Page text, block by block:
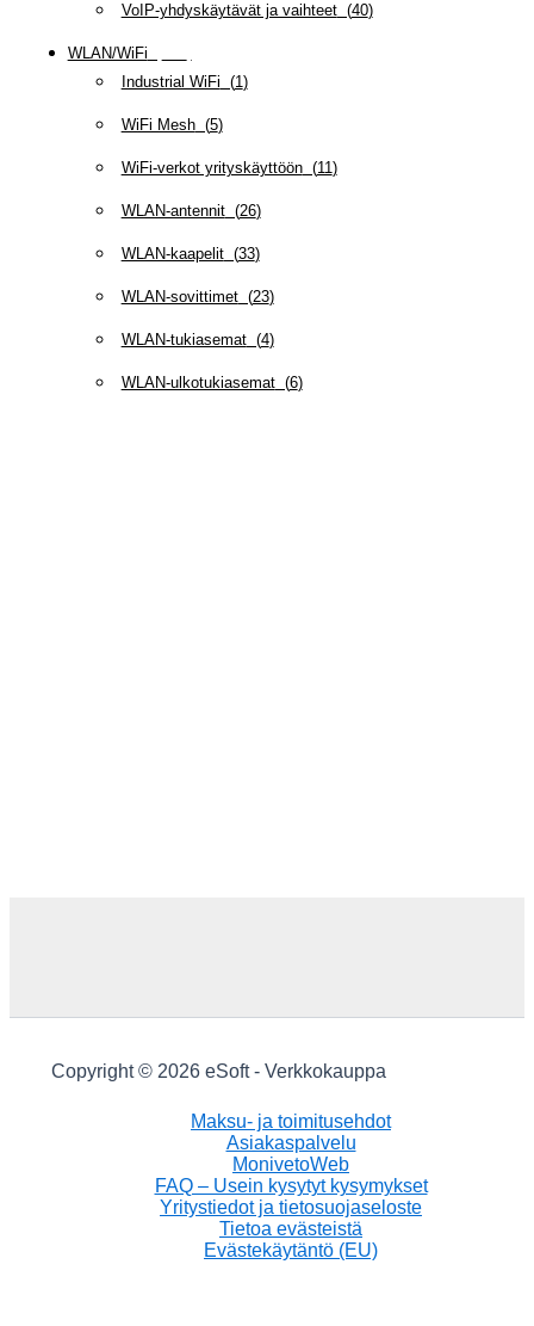
VoIP-yhdyskäytävät ja vaihteet(40)
WLAN/WiFi
Industrial WiFi (1)
WiFi Mesh(5)
WiFi-verkot yrityskäyttöön(11)
WLAN-antennit(26)
WLAN-kaapelit(33)
WLAN-sovittimet(23)
WLAN-tukiasemat(4)
WLAN-ulkotukiasemat(6)
Copyright © 2026 eSoft - Verkkokauppa
Maksu- ja toimitusehdot
Asiakaspalvelu
MonivetoWeb
FAQ – Usein kysytyt kysymykset
Yritystiedot ja tietosuojaseloste
Tietoa evästeistä
Evästekäytäntö (EU)